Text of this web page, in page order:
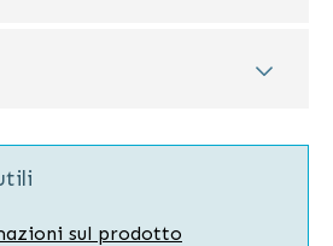
sul prodotto